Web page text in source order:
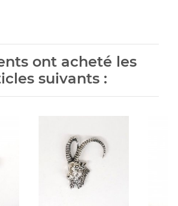
ont acheté les
suivants :